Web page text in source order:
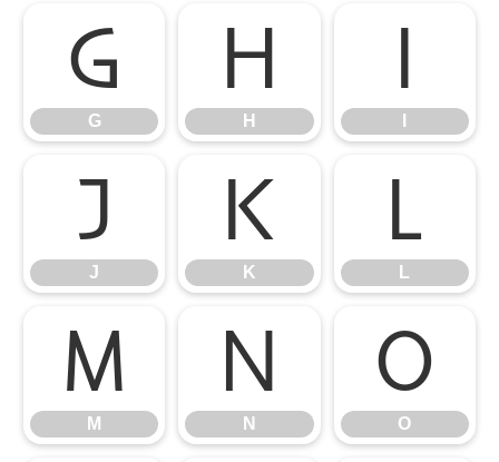
G
G
H
H
I
J
J
K
K
L
L
M
M
N
N
O
O